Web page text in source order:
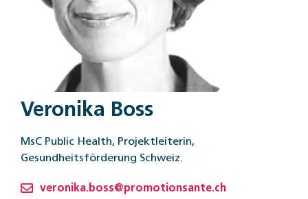
Veronika Boss
MsC Public Health, Projektleiterin,
Gesundheitsförderung Schweiz.
veronika.boss@promotionsante.ch